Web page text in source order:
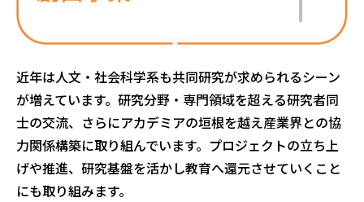
近年は人文・社会科学系も共同研究が求められるシーン
が増えています。研究分野・専門領域を超える研究者同
士の交流、さらにアカデミアの垣根を越え産業界との協
力関係構築に取り組んでいます。プロジェクトの立ち上
げや推進、研究基盤を活かし教育へ還元させていくこと
にも取り組みます。